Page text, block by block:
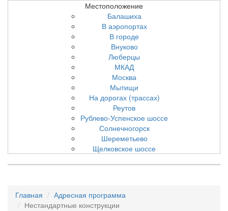
Местоположение
Балашиха
В аэропортах
В городе
Внуково
Люберцы
МКАД
Москва
Мытищи
На дорогах (трассах)
Реутов
Рублево-Успенское шоссе
Солнечногорск
Шереметьево
Щелковское шоссе
Главная
Адресная программа
Нестандартные конструкции